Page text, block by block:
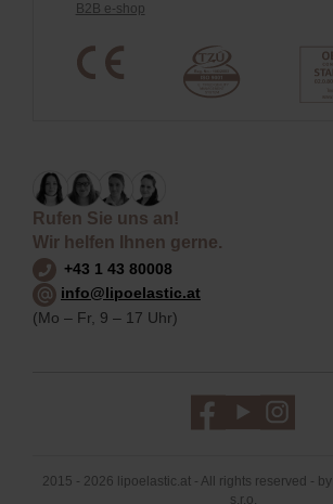
B2B e-shop
Rufen Sie uns an!
Wir helfen Ihnen gerne.
+43 1 43 80008
info@lipoelastic.at
(Mo – Fr, 9 – 17 Uhr)
2015 - 2026 lipoelastic.at - All rights reserved - by
s.r.o.